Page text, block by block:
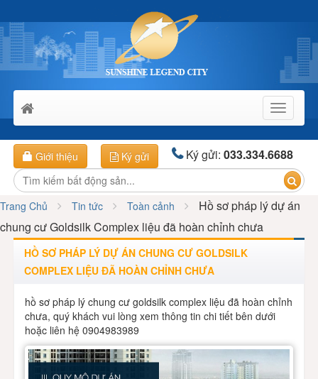
Toggle
Giới thiệu Ký gửi Ký gửi:033.334.6688
Trang Chủ Tin tức Toàn cảnh
Hồ sơ pháp lý dự án
chung cư Goldsilk Complex liệu đã hoàn chỉnh chưa
HỒ SƠ PHÁP LÝ DỰ ÁN CHUNG CƯ GOLDSILK
COMPLEX LIỆU ĐÃ HOÀN CHỈNH CHƯA
hồ sơ pháp lý chung cư goldsilk complex liệu đã hoàn chỉnh
chưa, quý khách vui lòng xem thông tin chi tiết bên dưới
hoặc liên hệ 0904983989